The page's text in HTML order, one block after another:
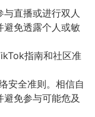
与直播或进行双人
避免透露个人或敏
指南和社区准
安全准则。相信自
免参与可能危及